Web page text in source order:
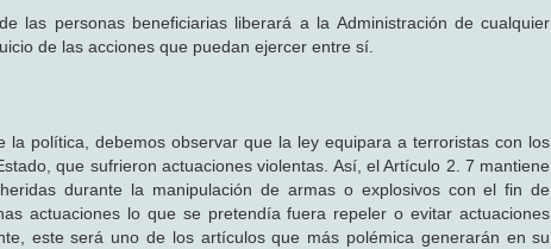
las personas beneficiarias liberará a la Administración de cualquier
de las acciones que puedan ejercer entre sí.
política, debemos observar que la ley equipara a terroristas con los
que sufrieron actuaciones violentas. Así, el Artículo 2. 7 mantiene
durante la manipulación de armas o explosivos con el fin de
actuaciones lo que se pretendía fuera repeler o evitar actuaciones
este será uno de los artículos que más polémica generarán en su